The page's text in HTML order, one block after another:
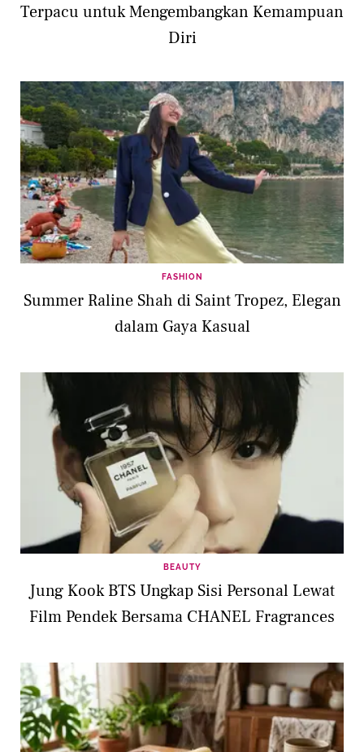
Terpacu untuk Mengembangkan Kemampuan
Diri
FASHION
Summer Raline Shah di Saint Tropez, Elegan
dalam Gaya Kasual
BEAUTY
Jung Kook BTS Ungkap Sisi Personal Lewat
Film Pendek Bersama CHANEL Fragrances